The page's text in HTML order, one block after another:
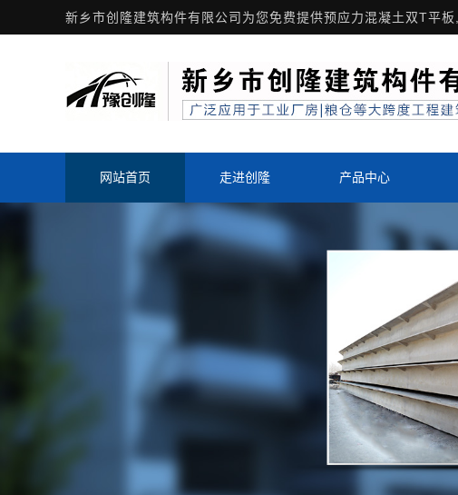
新乡市创隆建筑构件有限公司为您免费提供预应力混凝土双T平板
网站首页 走进创隆 产品中心